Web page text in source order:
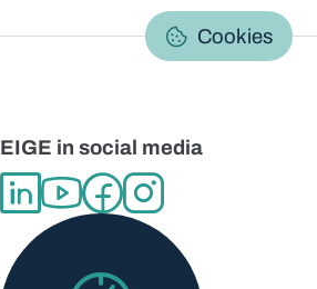
Cookies
EIGE in social media